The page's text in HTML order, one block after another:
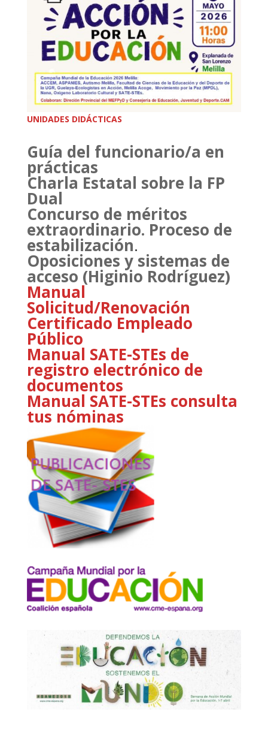
UNIDADES DIDÁCTICAS
Guía del funcionario/a en
prácticas
Charla Estatal sobre la FP
Dual
Concurso de méritos
extraordinario. Proceso de
estabilización.
Oposiciones y sistemas de
acceso (Higinio Rodríguez)
Manual
Solicitud/Renovación
Certificado Empleado
Público
Manual SATE-STEs de
registro electrónico de
documentos
Manual SATE-STEs consulta
tus nóminas